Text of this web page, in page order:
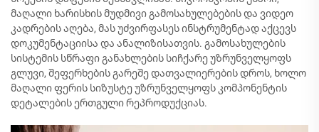
მაღალი ხარისხის მუდმივი გამოსახულებების და ვიდეო
კადრების აღება, მას უძვირფასეს ინსტრუმენტად აქცევს
დოკუმენტაციისა და ანალიზისათვის. გამოსახულების
სისტემის სწრაფი განახლების სიჩქარე უზრუნველყოფს
გლუვი, შეფერხების გარეშე დათვალიერების დროს, ხოლო
მაღალი ფერის სიზუსტე უზრუნველყოფს კომპონენტის
დეტალების ერთგული რეპროდუქციას.